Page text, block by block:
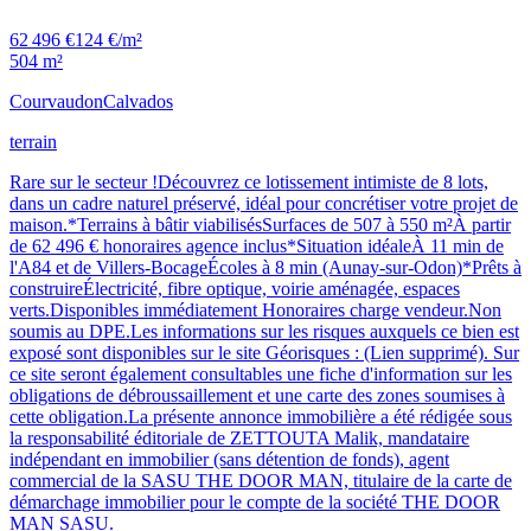
62 496 €124 €/m²
504 m²
CourvaudonCalvados
terrain
Rare sur le secteur !Découvrez ce lotissement intimiste de 8 lots,
dans un cadre naturel préservé, idéal pour concrétiser votre projet de
maison.*Terrains à bâtir viabilisésSurfaces de 507 à 550 m²À partir
de 62 496 € honoraires agence inclus*Situation idéaleÀ 11 min de
l'A84 et de Villers-BocageÉcoles à 8 min (Aunay-sur-Odon)*Prêts à
construireÉlectricité, fibre optique, voirie aménagée, espaces
verts.Disponibles immédiatement Honoraires charge vendeur.Non
soumis au DPE.Les informations sur les risques auxquels ce bien est
exposé sont disponibles sur le site Géorisques : (Lien supprimé). Sur
ce site seront également consultables une fiche d'information sur les
obligations de débroussaillement et une carte des zones soumises à
cette obligation.La présente annonce immobilière a été rédigée sous
la responsabilité éditoriale de ZETTOUTA Malik, mandataire
indépendant en immobilier (sans détention de fonds), agent
commercial de la SASU THE DOOR MAN, titulaire de la carte de
démarchage immobilier pour le compte de la société THE DOOR
MAN SASU.